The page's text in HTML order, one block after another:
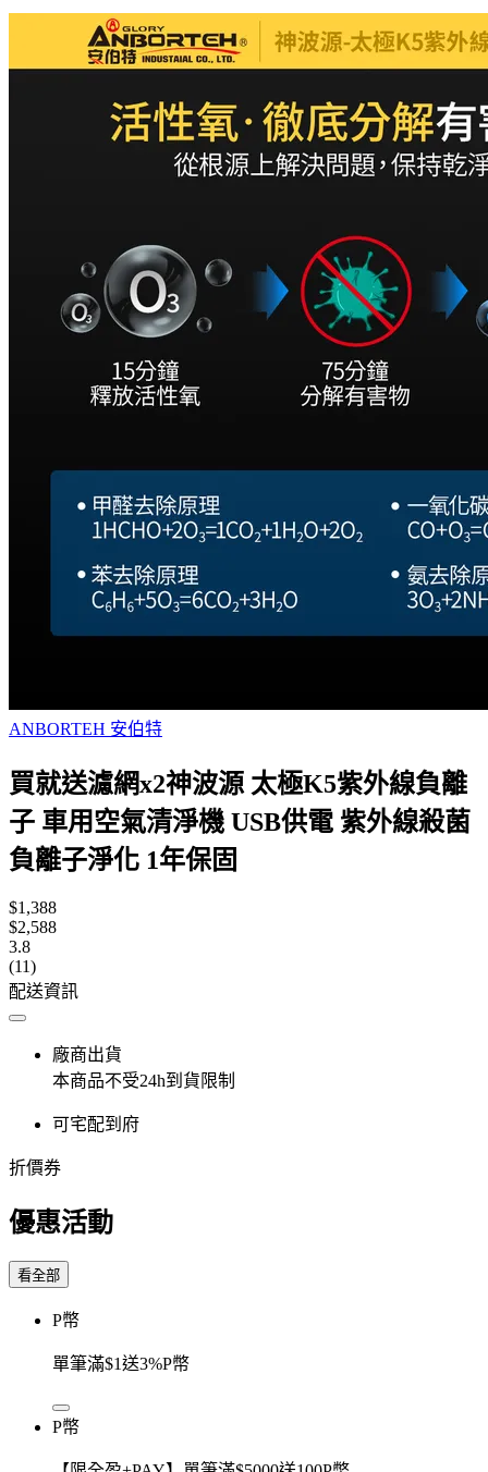
ANBORTEH 安伯特
買就送濾網x2神波源 太極K5紫外線負離
子 車用空氣清淨機 USB供電 紫外線殺菌
負離子淨化 1年保固
$1,388
$2,588
3.8
(11)
配送資訊
廠商出貨
本商品不受24h到貨限制
可宅配到府
折價券
優惠活動
看全部
P幣
單筆滿$1送3%P幣
P幣